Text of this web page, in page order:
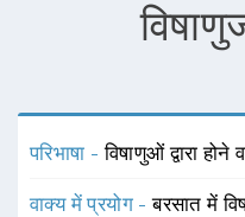
परिभाषा -विषाणुओं द्वारा
वाक्य में प्रयोग -बरसात में